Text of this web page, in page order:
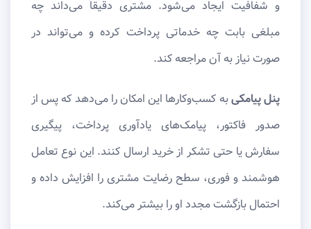
و شفافیت ایجاد می‌شود. مشتری دقیقاً می‌داند چه
مبلغی بابت چه خدماتی پرداخت کرده و می‌تواند در
صورت نیاز به آن مراجعه کند.
پنل پیامکیبه کسب‌وکارها این امکان را می‌دهد که پس از
صدور فاکتور، پیامک‌های یادآوری پرداخت، پیگیری
سفارش یا حتی تشکر از خرید ارسال کنند. این نوع تعامل
هوشمند و فوری، سطح رضایت مشتری را افزایش داده و
احتمال بازگشت مجدد او را بیشتر می‌کند.